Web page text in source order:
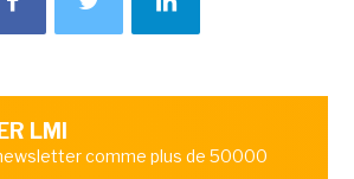
LMI
comme plus de 50000